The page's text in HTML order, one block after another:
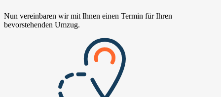
Nun vereinbaren wir mit Ihnen einen Termin für Ihren
bevorstehenden Umzug.